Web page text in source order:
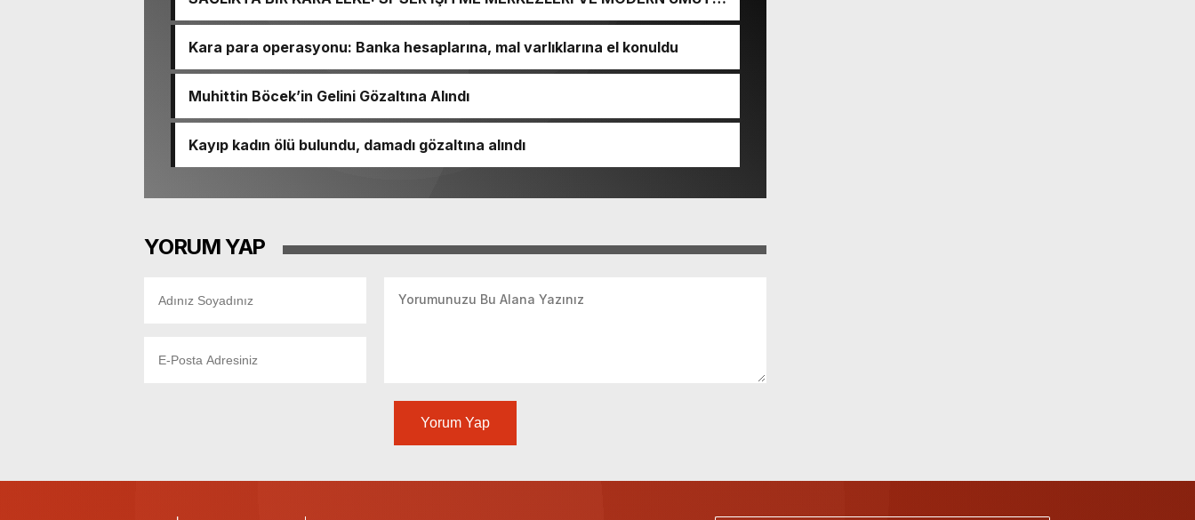
TACİRLİĞİ
Kara para operasyonu: Banka hesaplarına, mal varlıklarına el konuldu
Muhittin Böcek’in Gelini Gözaltına Alındı
Kayıp kadın ölü bulundu, damadı gözaltına alındı
YORUM YAP
Yorum Yap